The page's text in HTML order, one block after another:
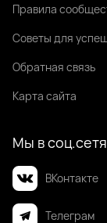
Правила
Советы для
Обратная связь
Карта сайта
Мы в
ВКонтакте
Телеграм